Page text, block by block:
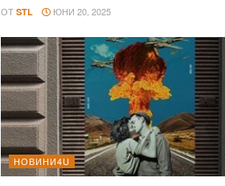
ОТ STL ЮНИ 20, 2025
НОВИНИ4U